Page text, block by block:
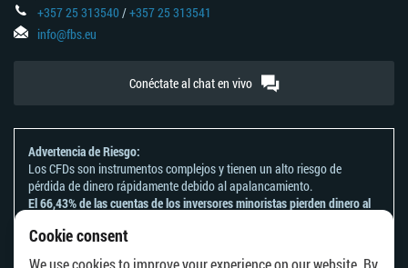
Cookie consent
We use cookies to improve your experience on our website. By
+357 25 313540/+357 25 313541
info@fbs.eu
Conéctate al chat en vivo
Advertencia de Riesgo:
Los CFDs son instrumentos complejos y tienen un alto riesgo de
pérdida de dinero rápidamente debido al apalancamiento.
El 66,43% de las cuentas de los inversores minoristas pierden dinero al
Deberías tener en consideración si comprendes el funcionamiento de
los CFDs y si puedes darte el lujo de arriesgarte a perder tu dinero.